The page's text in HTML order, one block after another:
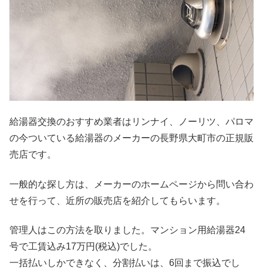
給湯器交換のおすすめ業者はリンナイ、ノーリツ、パロマ
の今ついている給湯器のメーカーの長野県大町市の正規販
売店です。
一般的な探し方は、メーカーのホームページから問い合わ
せを行って、近所の販売店を紹介してもらいます。
管理人はこの方法を取りました。マンション用給湯器24
号で工賃込み17万円(税込)でした。
一括払いしかできなく、分割払いは、6回まで振込でし